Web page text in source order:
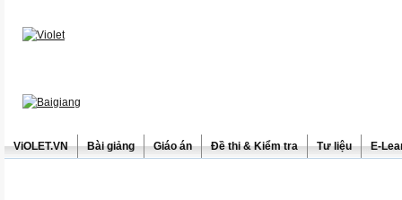
ViOLET.VN Bài giảng Giáo án Đề thi & Kiểm tra Tư liệu E-